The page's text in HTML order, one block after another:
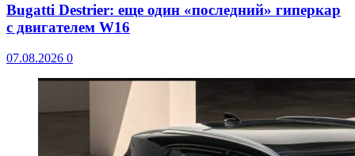
Bugatti Destrier: еще один «последний» гиперкар
с двигателем W16
07.08.2026 0